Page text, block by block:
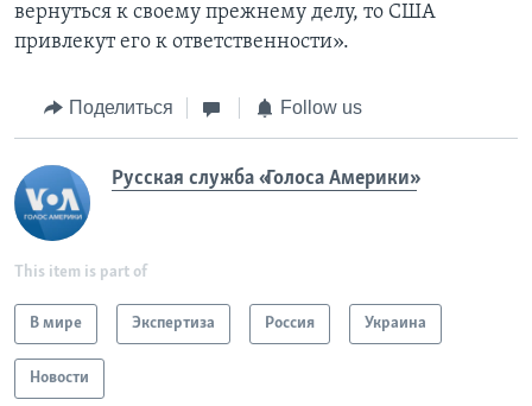
вернуться к своему прежнему делу, то США
привлекут его к ответственности».
Поделиться Follow us
Русская служба «Голоса Америки»
This item is part of
В мире Экспертиза Россия Украина
Новости